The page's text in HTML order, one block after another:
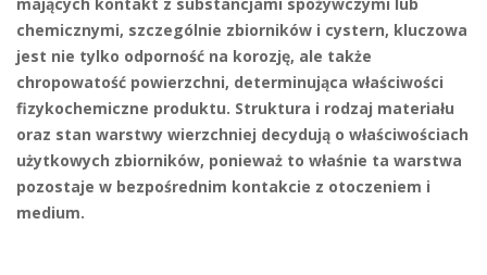
chemicznymi, szczególnie zbiorników i cystern, kluczowa
jest nie tylko odporność na korozję, ale także
chropowatość powierzchni, determinująca właściwości
fizykochemiczne produktu. Struktura i rodzaj materiału
oraz stan warstwy wierzchniej decydują o właściwościach
użytkowych zbiorników, ponieważ to właśnie ta warstwa
pozostaje w bezpośrednim kontakcie z otoczeniem i
medium.